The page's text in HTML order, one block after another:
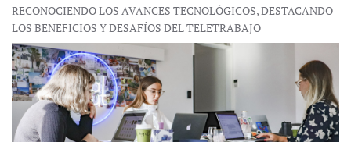
RECONOCIENDO LOS AVANCES TECNOLÓGICOS, DESTACANDO
LOS BENEFICIOS Y DESAFÍOS DEL TELETRABAJO